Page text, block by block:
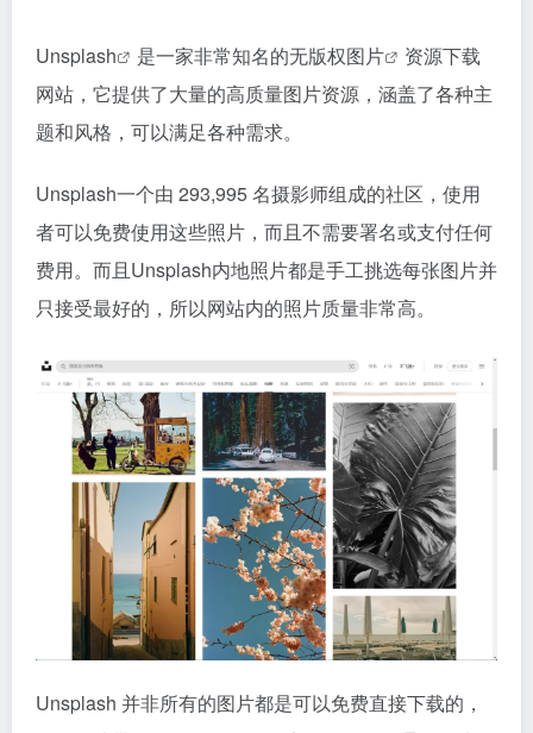
Unsplash 是一家非常知名的无版权图片
资源下载
网站，它提供了大量的高质量图片资源，涵盖了各种主
题和风格，可以满足各种需求。
Unsplash一个由 293,995 名摄影师组成的社区，使用
者可以免费使用这些照片，而且不需要署名或支付任何
费用。而且Unsplash内地照片都是手工挑选每张图片并
只接受最好的，所以网站内的照片质量非常高。
Unsplash 并非所有的图片都是可以免费直接下载的，